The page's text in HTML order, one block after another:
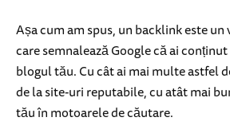
Așa cum am spus, un backlink este
care semnalează Google că ai
blogul tău. Cu cât ai mai multe astfel
de la site-uri reputabile, cu atât mai
tău în motoarele de căutare.